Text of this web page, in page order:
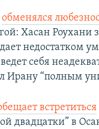
обменялся
Хасан Роухани
недостатком
себя
Ирану “полным
встретиться
двадцатки” в